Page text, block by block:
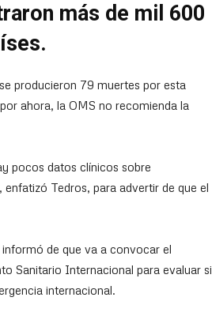
más de mil 600
producieron 79 muertes por esta
ahora, la OMS no recomienda la
pocos datos clínicos sobre
Tedros, para advertir de que el
de que va a convocar el
Sanitario Internacional para evaluar si
internacional.